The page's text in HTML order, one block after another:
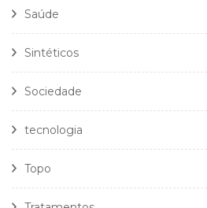
Saúde
Sintéticos
Sociedade
tecnologia
Topo